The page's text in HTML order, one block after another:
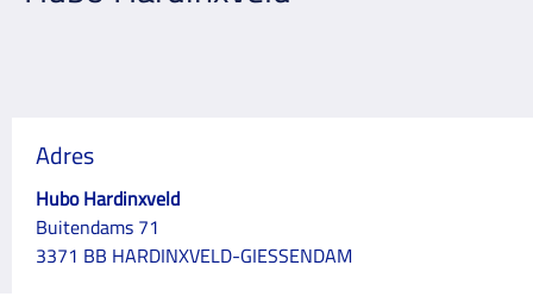
Adres
Hubo Hardinxveld
Buitendams 71
3371 BB HARDINXVELD-GIESSENDAM